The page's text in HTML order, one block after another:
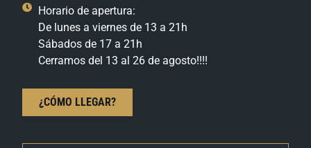
Horario de apertura:
De lunes a viernes de 13 a 21h
Sábados de 17 a 21h
Cerramos del 13 al 26 de agosto!!!!
¿CÓMO LLEGAR?